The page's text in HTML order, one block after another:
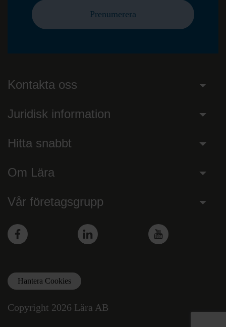
Prenumerera
Kontakta oss
Juridisk information
Hitta snabbt
Om Lära
Vår företagsgrupp
Facebook LinkedIn YouTube
Hantera Cookies
Copyright 2026 Lära AB